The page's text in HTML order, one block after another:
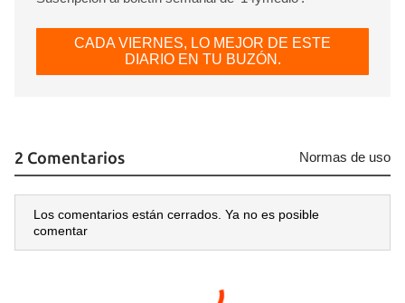
CADA VIERNES, LO MEJOR DE ESTE
DIARIO EN TU BUZÓN.
2 Comentarios Normas de uso
Los comentarios están cerrados. Ya no es posible
comentar